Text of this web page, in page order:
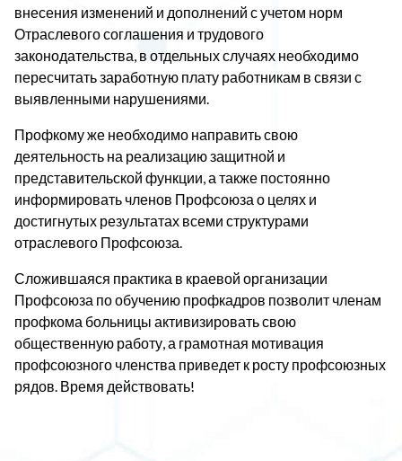
внесения изменений и дополнений с учетом норм
Отраслевого соглашения и трудового
законодательства, в отдельных случаях необходимо
пересчитать заработную плату работникам в связи с
выявленными нарушениями.
Профкому же необходимо направить свою
деятельность на реализацию защитной и
представительской функции, а также постоянно
информировать членов Профсоюза о целях и
достигнутых результатах всеми структурами
отраслевого Профсоюза.
Сложившаяся практика в краевой организации
Профсоюза по обучению профкадров позволит членам
профкома больницы активизировать свою
общественную работу, а грамотная мотивация
профсоюзного членства приведет к росту профсоюзных
рядов. Время действовать!